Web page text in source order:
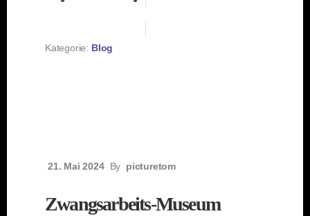
Kategorie: Blog
21. Mai 2024 By picturetom
Zwangsarbeits-Museum